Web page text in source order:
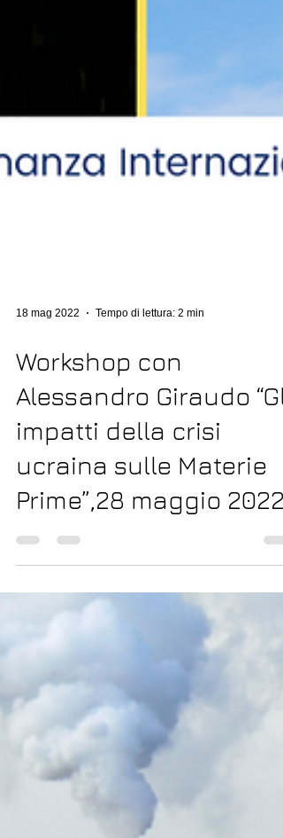
Workshop con
Alessandro Giraudo “Gli
impatti della crisi
ucraina sulle Materie
Prime”,28 maggio 2022